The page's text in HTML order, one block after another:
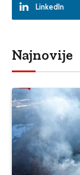
LinkedIn
Najnovije